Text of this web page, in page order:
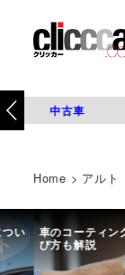
中古車
Home > アルト
い 車のコーティン
び方も解説